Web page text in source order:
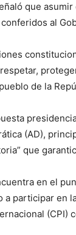
que
al
de la
(AD),
que
en el
a participar en
(CPI)